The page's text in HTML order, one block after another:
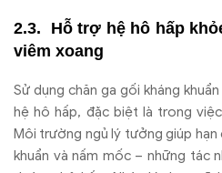
Hỗ trợ hệ hô hấp
viêm xoang
Sử dụng chăn ga gối kháng
hệ hô hấp, đặc biệt là trong
Môi trường ngủ lý tưởng giúp hạn
khuẩn và nấm mốc – những tác